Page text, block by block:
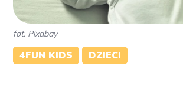
fot. Pixabay
4FUN KIDS DZIECI